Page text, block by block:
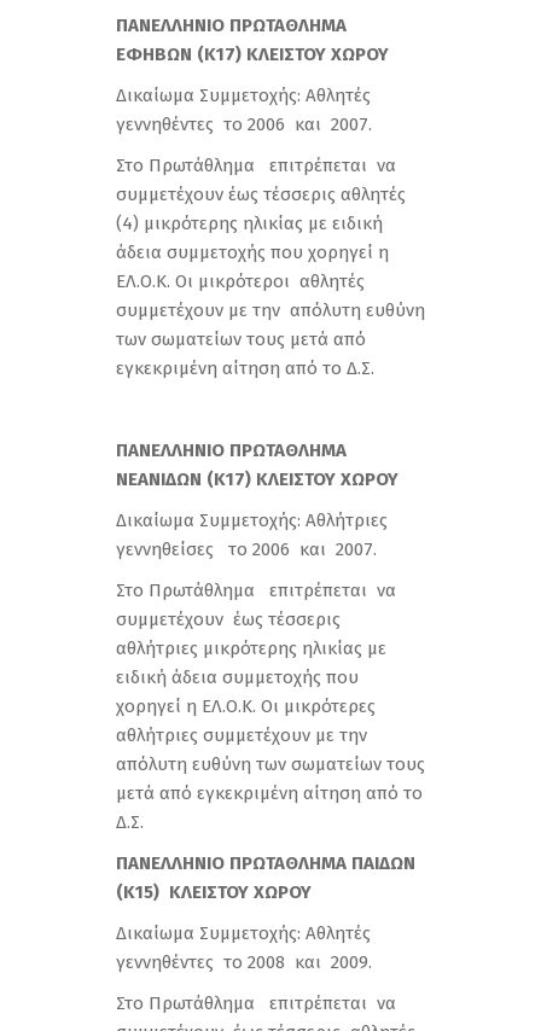
ΠΑΝΕΛΛΗΝΙΟ ΠΡΩΤΑΘΛΗΜΑ
ΕΦΗΒΩΝ (Κ17) ΚΛΕΙΣΤΟΥ ΧΩΡΟΥ
Δικαίωμα Συμμετοχής: Αθλητές
γεννηθέντες το 2006 και 2007.
Στο Πρωτάθλημα επιτρέπεται να
συμμετέχουν έως τέσσερις αθλητές
(4) μικρότερης ηλικίας με ειδική
άδεια συμμετοχής που χορηγεί η
ΕΛ.Ο.Κ. Οι μικρότεροι αθλητές
συμμετέχουν με την απόλυτη ευθύνη
των σωματείων τους μετά από
εγκεκριμένη αίτηση από το Δ.Σ.
ΠΑΝΕΛΛΗΝΙΟ ΠΡΩΤΑΘΛΗΜΑ
ΝΕΑΝΙΔΩΝ (Κ17) ΚΛΕΙΣΤΟΥ ΧΩΡΟΥ
Δικαίωμα Συμμετοχής: Αθλήτριες
γεννηθείσες το 2006 και 2007.
Στο Πρωτάθλημα επιτρέπεται να
συμμετέχουν έως τέσσερις
αθλήτριες μικρότερης ηλικίας με
ειδική άδεια συμμετοχής που
χορηγεί η ΕΛ.Ο.Κ. Οι μικρότερες
αθλήτριες συμμετέχουν με την
απόλυτη ευθύνη των σωματείων τους
μετά από εγκεκριμένη αίτηση από το
Δ.Σ.
ΠΑΝΕΛΛΗΝΙΟ ΠΡΩΤΑΘΛΗΜΑ ΠΑΙΔΩΝ
(Κ15) ΚΛΕΙΣΤΟΥ ΧΩΡΟΥ
Δικαίωμα Συμμετοχής: Αθλητές
γεννηθέντες το 2008 και 2009.
Στο Πρωτάθλημα επιτρέπεται να